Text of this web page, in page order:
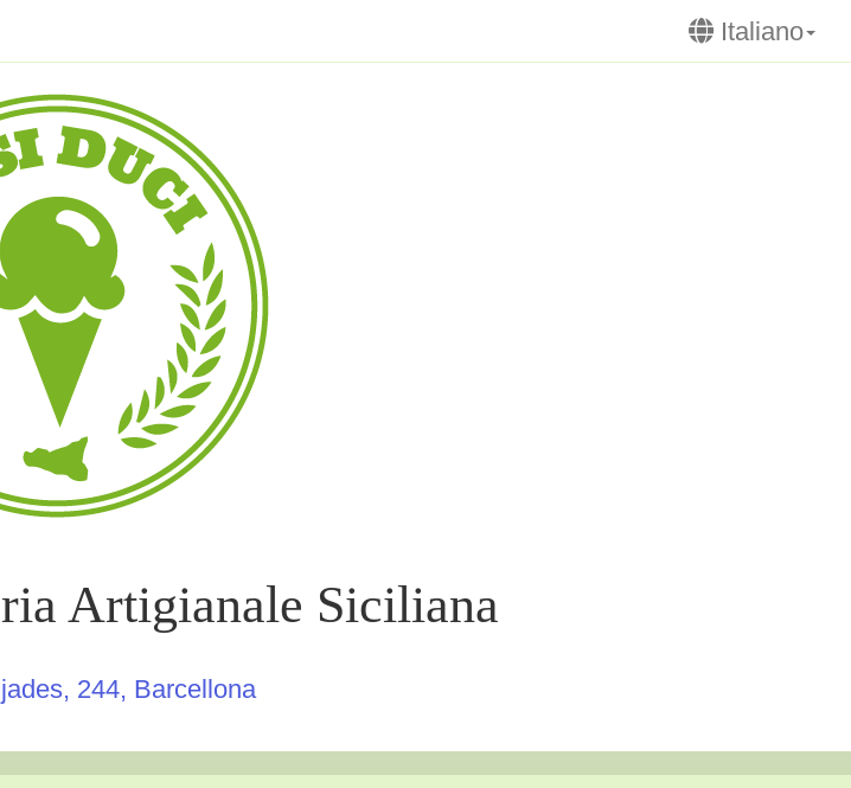
Italiano
Artigianale Siciliana
244, Barcellona